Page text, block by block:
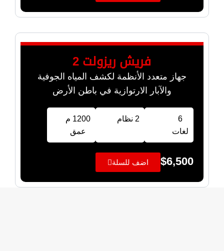
فريش ريزولت 2
جهاز متعدد الأنظمة لكشف المياه الجوفية
والآبار الارتوازية في باطن الأرض
6
لغات
2 نظام
1200 م
عمق
$6,500 اضف للسلة